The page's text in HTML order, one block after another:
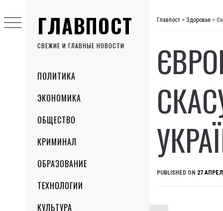
ГЛАВПОСТ
СВЕЖИЕ И ГЛАВНЫЕ НОВОСТИ
MenuПОЛИТИКА
ЭКОНОМИКА
ОБЩЕСТВО
КРИМИНАЛ
ОБРАЗОВАНИЕ
ТЕХНОЛОГИИ
КУЛЬТУРА
to
content
Главпост > Здоровье >
PUBLISHED ON 27